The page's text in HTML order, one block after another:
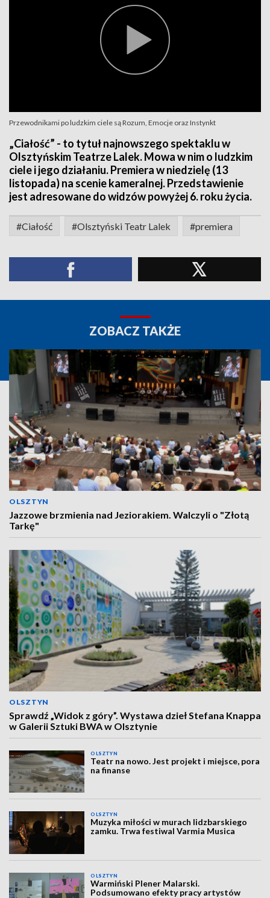
Przewodnikami po ludzkim ciele są Rozum, Emocje oraz Instynkt
„Ciałość” - to tytuł najnowszego spektaklu w
Olsztyńskim Teatrze Lalek. Mowa w nim o ludzkim
ciele i jego działaniu. Premiera w niedzielę (13
listopada) na scenie kameralnej. Przedstawienie
jest adresowane do widzów powyżej 6. roku życia.
#Ciałość #Olsztyński Teatr Lalek #premiera
ZOBACZ TAKŻE
OLSZTYN
Jazzowe brzmienia nad Jeziorakiem. Walczyli o "Złotą
Tarkę"
OLSZTYN
Sprawdź „Widok z góry”. Wystawa dzieł Stefana Knappa
w Galerii Sztuki BWA w Olsztynie
OLSZTYN
Teatr na nowo. Jest projekt i miejsce, pora
na finanse
OLSZTYN
Muzyka miłości w murach lidzbarskiego
zamku. Trwa festiwal Varmia Musica
OLSZTYN
Warmiński Plener Malarski.
Podsumowano efekty pracy artystów